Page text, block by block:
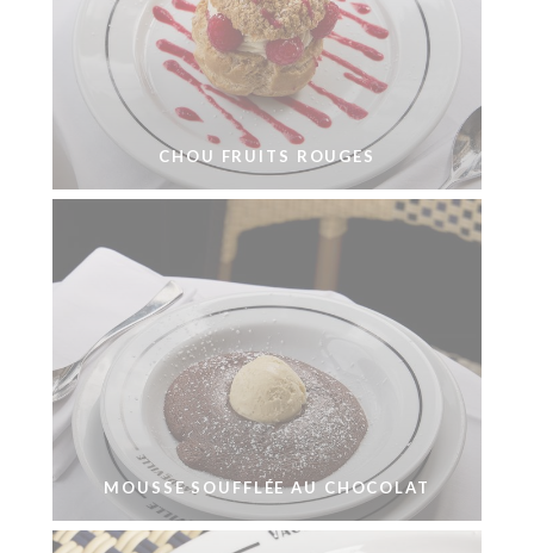
CHOU FRUITS ROUGES
MOUSSE SOUFFLÉE AU CHOCOLAT